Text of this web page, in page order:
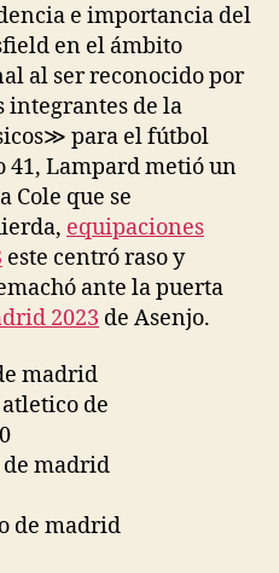
e importancia del
en el ámbito
al ser reconocido por
integrantes de la
para el fútbol
Lampard metió un
Cole que se
equipaciones
este centró raso y
ante la puerta
2023 de Asenjo.